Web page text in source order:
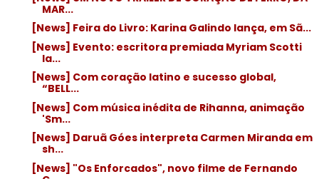
MAR...
[News] Feira do Livro: Karina Galindo lança, em Sã...
[News] Evento: escritora premiada Myriam Scotti
la...
[News] Com coração latino e sucesso global,
“BELL...
[News] Com música inédita de Rihanna, animação
'Sm...
[News] Daruã Góes interpreta Carmen Miranda em
sh...
[News] "Os Enforcados", novo filme de Fernando